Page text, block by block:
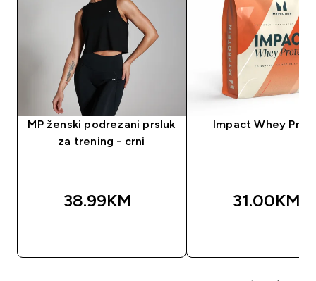
MP ženski podrezani prsluk
za trening - crni
38.99KM‎
Impact Whey
31.00KM‎